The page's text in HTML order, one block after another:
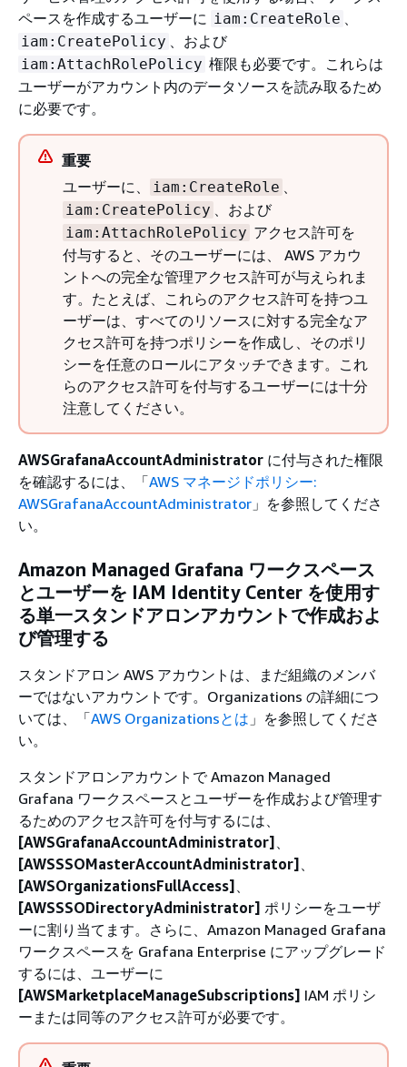
ペースを作成するユーザーに iam:CreateRole
iam:CreatePolicy 、および
iam:AttachRolePolicy 権限も必要です。これらは
ユーザーがアカウント内のデータソースを読み取るため
に必要です。
重要
ユーザーに、
iam:CreateRole
iam:CreatePolicy 、および
iam:AttachRolePolicy アクセス許可を
付与すると、そのユーザーには、 AWS アカウ
ントへの完全な管理アクセス許可が与えられま
す。たとえば、これらのアクセス許可を持つユ
ーザーは、すべてのリソースに対する完全なア
クセス許可を持つポリシーを作成し、そのポリ
シーを任意のロールにアタッチできます。これ
らのアクセス許可を付与するユーザーには十分
注意してください。
AWSGrafanaAccountAdministrator に付与された権限
を確認するには、「AWS マネージドポリシー:
AWSGrafanaAccountAdministrator 」を参照してくださ
い。
Amazon Managed Grafana ワークスペース
とユーザーを IAM Identity Center を使用す
る単一スタンドアロンアカウントで作成およ
び管理する
スタンドアロン AWS アカウントは、まだ組織のメンバ
ーではないアカウントです。Organizations の詳細につ
いては、「AWS Organizationsとは 」を参照してくださ
い。
スタンドアロンアカウントで Amazon Managed
Grafana ワークスペースとユーザーを作成および管理す
るためのアクセス許可を付与するには、
[AWSGrafanaAccountAdministrator]
[AWSSSOMasterAccountAdministrator]
[AWSOrganizationsFullAccess]
[AWSSSODirectoryAdministrator] ポリシーをユーザ
ーに割り当てます。さらに、Amazon Managed Grafana
ワークスペースを Grafana Enterprise にアップグレード
するには、ユーザーに
[AWSMarketplaceManageSubscriptions] IAM ポリシ
ーまたは同等のアクセス許可が必要です。